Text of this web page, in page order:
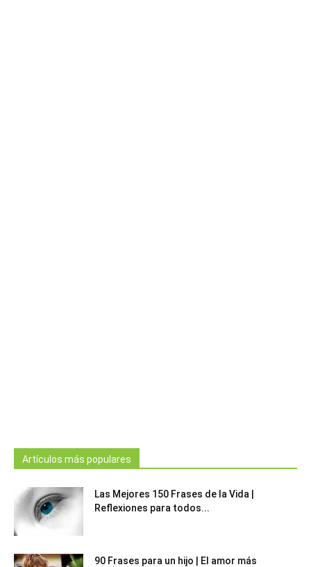
Artículos más populares
Las Mejores 150 Frases de la Vida |
Reflexiones para todos...
90 Frases para un hijo | El amor más